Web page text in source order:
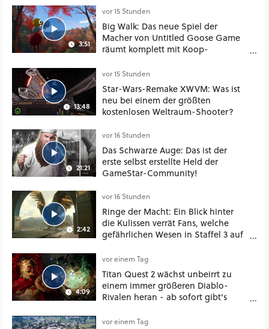
3:51
vor 15 Stunden
Big Walk: Das neue Spiel der
Macher von Untitled Goose Game
räumt komplett mit Koop-
13:48
vor 15 Stunden
Star-Wars-Remake XWVM: Was ist
neu bei einem der größten
kostenlosen Weltraum-Shooter?
21:21
vor 16 Stunden
Das Schwarze Auge: Das ist der
erste selbst erstellte Held der
GameStar-Community!
2:42
vor 16 Stunden
Ringe der Macht: Ein Blick hinter
die Kulissen verrät Fans, welche
gefährlichen Wesen in Staffel 3 auf
4:09
vor einem Tag
Titan Quest 2 wächst unbeirrt zu
einem immer größeren Diablo-
Rivalen heran - ab sofort gibt's
Klasse
vor einem Tag